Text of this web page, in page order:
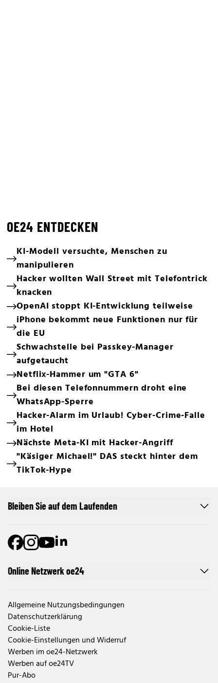
OE24 ENTDECKEN
KI-Modell versuchte, Menschen zu
manipulieren
Hacker wollten Wall Street mit Telefontrick
knacken
OpenAI stoppt KI-Entwicklung teilweise
iPhone bekommt neue Funktionen nur für
die EU
Schwachstelle bei Passkey-Manager
aufgetaucht
Netflix-Hammer um "GTA 6"
Bei diesen Telefonnummern droht eine
WhatsApp-Sperre
Hacker-Alarm im Urlaub! Cyber-Crime-Falle
im Hotel
Nächste Meta-KI mit Hacker-Angriff
"Käsiger Michael!" DAS steckt hinter dem
TikTok-Hype
Online Netzwerk oe24
Allgemeine Nutzungsbedingungen
Datenschutzerklärung
Cookie-Liste
Cookie-Einstellungen und Widerruf
Werben im oe24-Netzwerk
Werben auf oe24TV
Pur-Abo
Bleiben Sie auf dem Laufenden